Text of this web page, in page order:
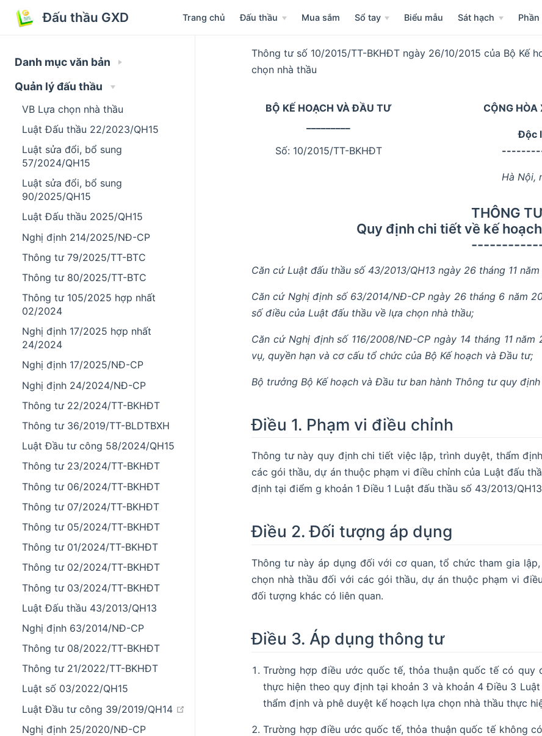
Đấu thầu GXD Trang chủ Đấu thầu Mua sắm Sổ tay Biểu mẫu Sát hạch Phần
Danh mục văn bản
Quản lý đấu thầu
VB Lựa chọn nhà thầu
Luật Đấu thầu 22/2023/QH15
Luật sửa đổi, bổ sung
57/2024/QH15
Luật sửa đổi, bổ sung
90/2025/QH15
Luật Đấu thầu 2025/QH15
Nghị định 214/2025/NĐ-CP
Thông tư 79/2025/TT-BTC
Thông tư 80/2025/TT-BTC
Thông tư 105/2025 hợp nhất
02/2024
Nghị định 17/2025 hợp nhất
24/2024
Nghị định 17/2025/NĐ-CP
Nghị định 24/2024/NĐ-CP
Thông tư 22/2024/TT-BKHĐT
Thông tư 36/2019/TT-BLDTBXH
Luật Đầu tư công 58/2024/QH15
Thông tư 23/2024/TT-BKHĐT
Thông tư 06/2024/TT-BKHĐT
Thông tư 07/2024/TT-BKHĐT
Thông tư 05/2024/TT-BKHĐT
Thông tư 01/2024/TT-BKHĐT
Thông tư 02/2024/TT-BKHĐT
Thông tư 03/2024/TT-BKHĐT
Luật Đấu thầu 43/2013/QH13
Nghị định 63/2014/NĐ-CP
Thông tư 08/2022/TT-BKHĐT
Thông tư 21/2022/TT-BKHĐT
Luật số 03/2022/QH15
Luật Đầu tư công 39/2019/QH14
open in new window
Nghị định 25/2020/NĐ-CP
Thông tư số 10/2015/TT-BKHĐT ngày 26/10/2015 của Bộ Kế
chọn nhà thầu
BỘ KẾ HOẠCH VÀ ĐẦU TƯ
Số: 10/2015/TT-BKHĐT
CỘNG HÒA
Độc
Hà Nội,
THÔNG
Quy định chi tiết về kế
Căn cứ Luật đấu thầu số 43/2013/QH13 ngày 26 tháng 11 năm
Căn cứ Nghị định số 63/2014/NĐ-CP ngày 26 tháng 6 năm
số điều của Luật đấu thầu về lựa chọn nhà thầu;
Căn cứ Nghị định số 116/2008/NĐ-CP ngày 14 tháng 11
vụ, quyền hạn và cơ cấu tổ chức của Bộ Kế hoạch và Đầu tư;
Bộ trưởng Bộ Kế hoạch và Đầu tư ban hành Thông tư quy
Điều 1. Phạm vi điều chỉnh
Thông tư này quy định chi tiết việc lập, trình duyệt, thẩm
các gói thầu, dự án thuộc phạm vi điều chỉnh của Luật đấu
định tại điểm g khoản 1 Điều 1 Luật đấu thầu số 43/2013/
Điều 2. Đối tượng áp dụng
Thông tư này áp dụng đối với cơ quan, tổ chức tham gia
chọn nhà thầu đối với các gói thầu, dự án thuộc phạm vi
đối tượng khác có liên quan.
Điều 3. Áp dụng thông tư
Trường hợp điều ước quốc tế, thỏa thuận quốc tế có quy
thực hiện theo quy định tại khoản 3 và khoản 4 Điều 3
thẩm định và phê duyệt kế hoạch lựa chọn nhà thầu thực
Trường hợp điều ước quốc tế, thỏa thuận quốc tế không